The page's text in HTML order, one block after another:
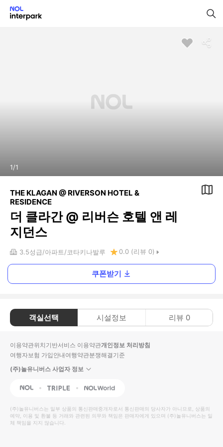
1/1
THE KLAGAN @ RIVERSON HOTEL &
RESIDENCE
더 클라간 @ 리버슨 호텔 앤 레
지던스
3.5성급 아파트 코타키나발루 0.0 (리뷰 0)
쿠폰받기
객실선택 시설정보 리뷰 0
이용약관위치기반서비스 이용약관개인정보 처리방침
여행자보험 가입안내여행약관분쟁해결기준
(주)놀유니버스 사업자 정보
NOL Triple Interpark Global
(주)놀유니버스는 일부 상품의 통신판매중개자로서 통신판매의 당사자가 아니므로, 상품의
예약, 이용 및 환불 등 거래와 관련된 의무와 책임은 판매자에게 있으며 (주)놀유니버스는 일
체 책임을 지지 않습니다.